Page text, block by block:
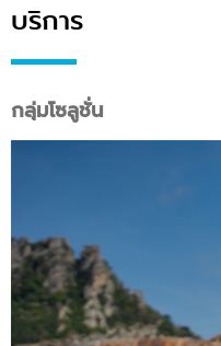
บริการ
กลุ่มโซลูชั่น